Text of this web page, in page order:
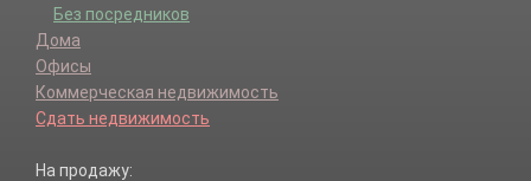
Без посредников
Дома
Офисы
Коммерческая недвижимость
Сдать недвижимость
На продажу: